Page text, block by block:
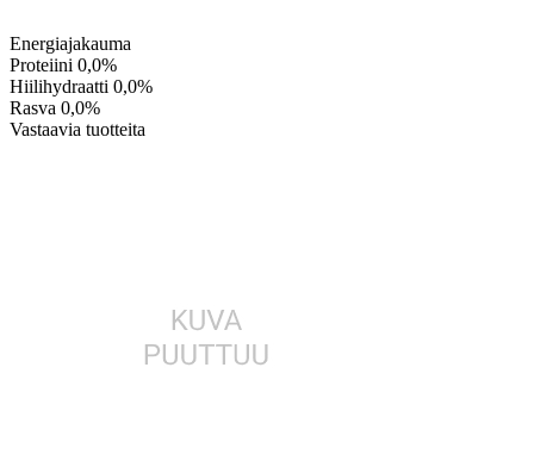
Energiajakauma
Proteiini 0,0%
Hiilihydraatti 0,0%
Rasva 0,0%
Vastaavia tuotteita